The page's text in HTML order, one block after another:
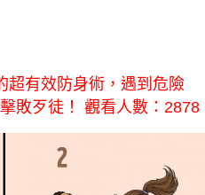
超有效防身術，遇到危險
敗歹徒！ 觀看人數：2878